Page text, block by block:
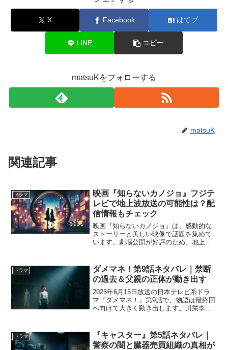
X Facebook はてブ
LINE コピー
matsuKをフォローする
matsuK
関連記事
ドラマ
映画『知らないカノジョ』フジテ
レビで地上波放送の可能性は？配
信情報もチェック
映画『知らないカノジョ』は、感動的な
ストーリーと美しい映像で話題を集めて
います。劇場公開が好評のため、地上波
での地上波放送の可能性や、各動画配信
サービスの情報をまとめま...
ドラマ
ダメマネ！第9話ネタバレ｜禁断
の過去＆父親の正体が動き出す
2025年6月15日放送の日本テレビ系ドラ
マ『ダメマネ！』第9話で、物語は最終回
へ向けて大きく動き出します。川栄李奈
愛報道が明るみに出て、事務所が大混乱
に陥ります。...
ドラマ
『キャスター』第5話ネタバレ｜
警察の闇と臓器売買組織の真相が